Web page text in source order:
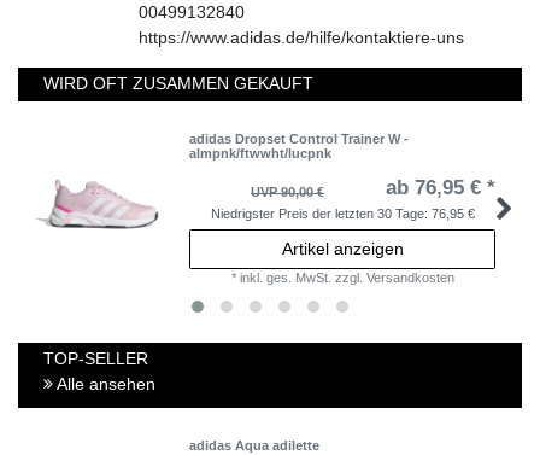
00499132840
https://www.adidas.de/hilfe/kontaktiere-uns
WIRD OFT ZUSAMMEN GEKAUFT
adidas Dropset Control Trainer W -
almpnk/ftwwht/lucpnk
UVP 90,00 € ab 76,95 € *
Niedrigster Preis der letzten 30 Tage: 76,95 €
Artikel anzeigen
* inkl. ges. MwSt. zzgl. Versandkosten
TOP-SELLER
Alle ansehen
adidas Aqua adilette